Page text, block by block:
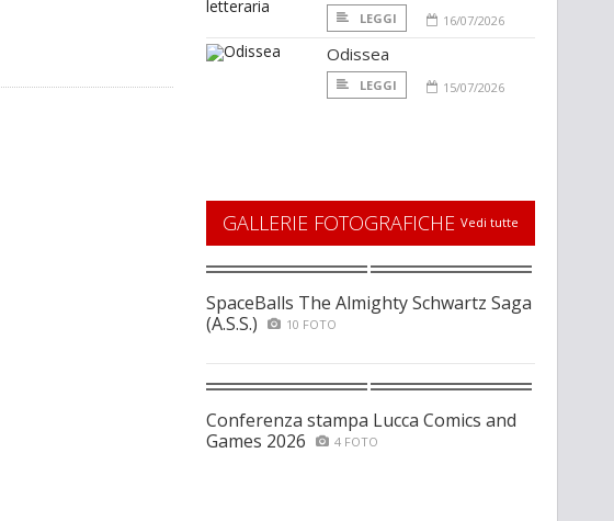
LEGGI 16/07/2026
Odissea
LEGGI 15/07/2026
GALLERIE FOTOGRAFICHE Vedi tutte
SpaceBalls The Almighty Schwartz Saga
(A.S.S.)
10 FOTO
Conferenza stampa Lucca Comics and
Games 2026
4 FOTO